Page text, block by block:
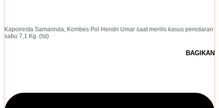
Kapolresta Samarinda, Kombes Pol Hendri Umar saat merilis kasus peredaran
sabu 7,1 Kg. (Ist)
BAGIKAN